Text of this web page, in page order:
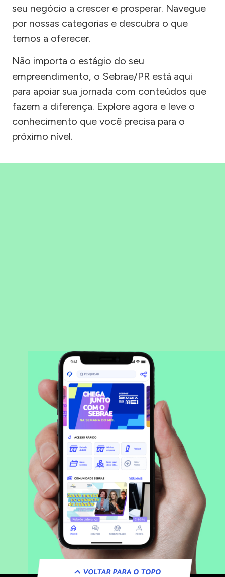
seu negócio a crescer e prosperar. Navegue
por nossas categorias e descubra o que
temos a oferecer.
Não importa o estágio do seu
empreendimento, o Sebrae/PR está aqui
para apoiar sua jornada com conteúdos que
fazem a diferença. Explore agora e leve o
conhecimento que você precisa para o
próximo nível.
VOLTAR PARA O TOPO